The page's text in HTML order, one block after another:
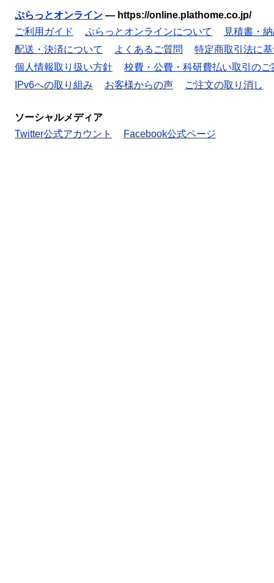
ぷらっとオンライン — https://online.plathome.co.jp/
ご利用ガイド
ぷらっとオンラインについて
見積書・
配送・決済について
よくあるご質問
特定商取引法に
個人情報取り扱い方針
校費・公費・科研費払い取引のご
IPv6への取り組み
お客様からの声 ご注文の取り消し
ソーシャルメディア
Twitter公式アカウント
Facebook公式ページ